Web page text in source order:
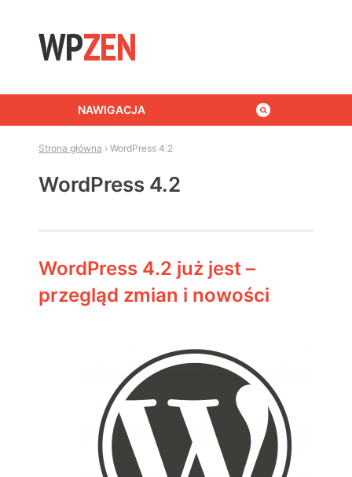
NAWIGACJA
Strona główna › WordPress 4.2
WordPress 4.2
WordPress 4.2 już jest –
przegląd zmian i nowości